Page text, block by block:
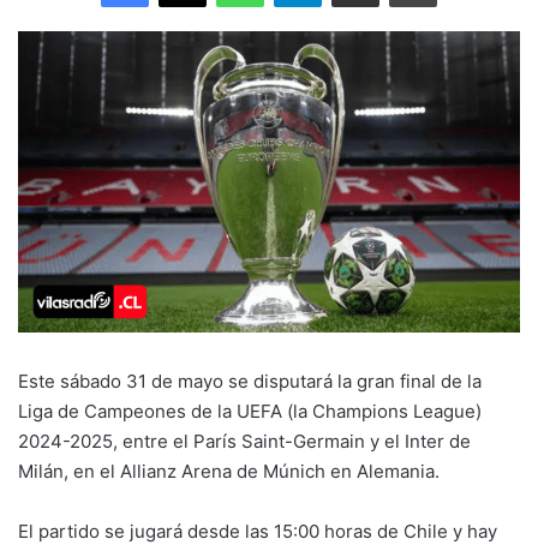
Este sábado 31 de mayo se disputará la gran final de la
Liga de Campeones de la UEFA (la Champions League)
2024-2025, entre el París Saint-Germain y el Inter de
Milán, en el Allianz Arena de Múnich en Alemania.
El partido se jugará desde las 15:00 horas de Chile y hay